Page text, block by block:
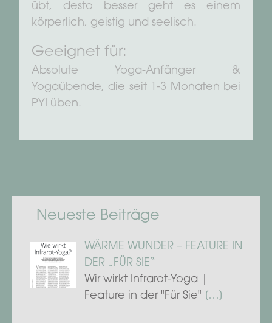
übt, desto besser geht es einem
körperlich, geistig und seelisch.
Geeignet für:
Absolute Yoga-Anfänger &
Yogaübende, die seit 1-3 Monaten bei
PYI üben.
Neueste Beiträge
WÄRME WUNDER – FEATURE IN
DER „FÜR SIE“
Wir wirkt Infrarot-Yoga |
Feature in der "Für Sie"
[…]